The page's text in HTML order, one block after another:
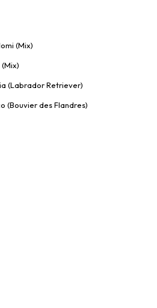
(Mix)
(Labrador Retriever)
(Bouvier des Flandres)